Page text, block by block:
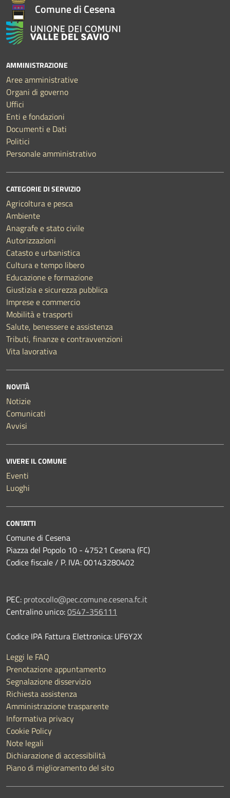
Comune di Cesena
AMMINISTRAZIONE
Aree amministrative
Organi di governo
Uffici
Enti e fondazioni
Documenti e Dati
Politici
Personale amministrativo
CATEGORIE DI SERVIZIO
Agricoltura e pesca
Ambiente
Anagrafe e stato civile
Autorizzazioni
Catasto e urbanistica
Cultura e tempo libero
Educazione e formazione
Giustizia e sicurezza pubblica
Imprese e commercio
Mobilità e trasporti
Salute, benessere e assistenza
Tributi, finanze e contravvenzioni
Vita lavorativa
NOVITÀ
Notizie
Comunicati
Avvisi
VIVERE IL COMUNE
Eventi
Luoghi
CONTATTI
Comune di Cesena
Piazza del Popolo 10 - 47521 Cesena (FC)
Codice fiscale / P. IVA: 00143280402
PEC: protocollo@pec.comune.cesena.fc.it
Centralino unico:0547-356111
Codice IPA Fattura Elettronica: UF6Y2X
Leggi le FAQ
Prenotazione appuntamento
Segnalazione disservizio
Richiesta assistenza
Amministrazione trasparente
Informativa privacy
Cookie Policy
Note legali
Dichiarazione di accessibilità
Piano di miglioramento del sito